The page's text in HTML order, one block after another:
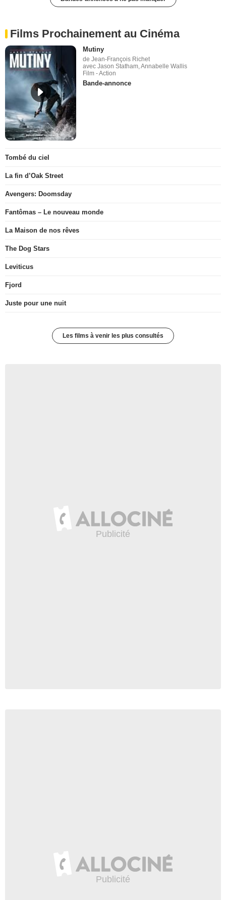
Films Prochainement au Cinéma
Mutiny
de Jean-François Richet
avec Jason Statham, Annabelle Wallis
Film - Action
Bande-annonce
Tombé du ciel
La fin d’Oak Street
Avengers: Doomsday
Fantômas – Le nouveau monde
La Maison de nos rêves
The Dog Stars
Leviticus
Fjord
Juste pour une nuit
Les films à venir les plus consultés